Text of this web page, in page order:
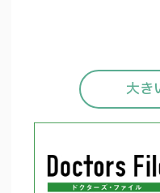
大き